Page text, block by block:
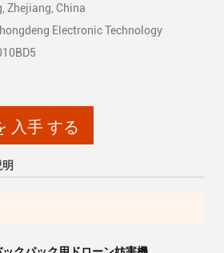
Zhejiang, China
Electronic Technology
入手 する